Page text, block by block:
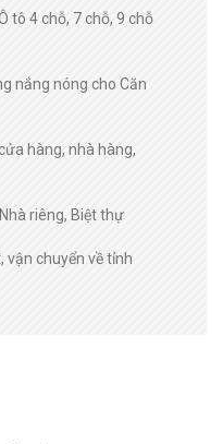
tô 4 chỗ, 7 chỗ, 9 chỗ
nắng nóng cho Căn
hàng, nhà hàng,
riêng, Biệt thự
vận chuyển về tỉnh